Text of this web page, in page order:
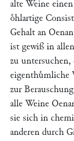
alte Weine
oͤhlartige
Gehalt an
ist gewiß in
zu untersuchen,
eigenthuͤmliche
zur
alle Weine
sie sich in
anderen durch